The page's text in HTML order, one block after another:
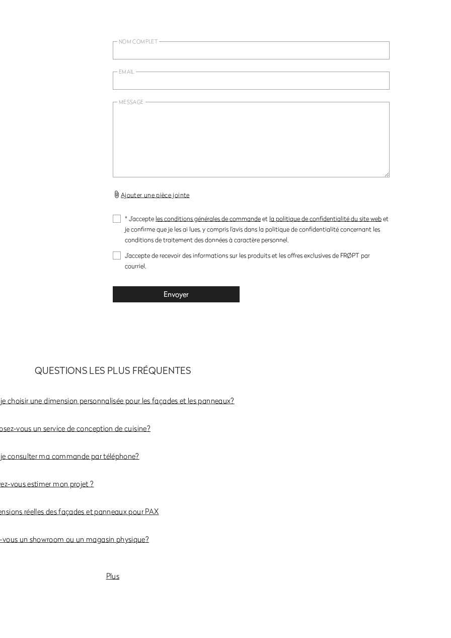
NOM COMPLET
EMAIL
MESSAGE
Ajouter une pièce jointe
* J’accepte les conditions générales de commande et la politique de confidentialité du site web et
je confirme que je les ai lues, y compris l’avis dans la politique de confidentialité concernant les
conditions de traitement des données à caractère personnel.
J’accepte de recevoir des informations sur les produits et les offres exclusives de FRØPT par
courriel.
Envoyer
QUESTIONS LES PLUS FRÉQUENTES
choisir une dimension personnalisée pour les façades et les panneaux?
vous un service de conception de cuisine?
consulter ma commande par téléphone?
vous estimer mon projet ?
réelles des façades et panneaux pour PAX
vous un showroom ou un magasin physique?
Plus